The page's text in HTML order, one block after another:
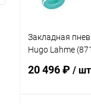
Закладная
Hugo Lahme
20 496 ₽ / шт